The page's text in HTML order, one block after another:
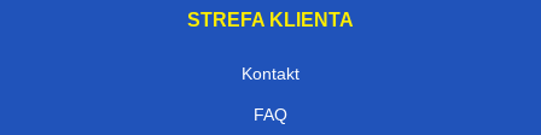
STREFA KLIENTA
Kontakt
FAQ